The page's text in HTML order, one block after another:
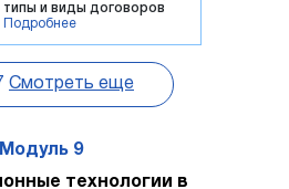
типы и виды договоров
Подробнее
Смотреть еще
Модуль 9
технологии в